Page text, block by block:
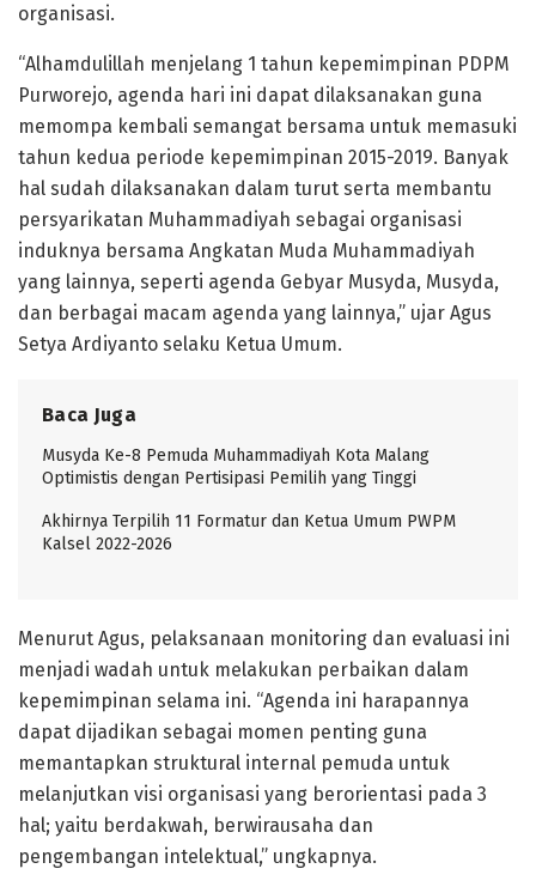
organisasi.
“Alhamdulillah menjelang 1 tahun kepemimpinan PDPM
Purworejo, agenda hari ini dapat dilaksanakan guna
memompa kembali semangat bersama untuk memasuki
tahun kedua periode kepemimpinan 2015-2019. Banyak
hal sudah dilaksanakan dalam turut serta membantu
persyarikatan Muhammadiyah sebagai organisasi
induknya bersama Angkatan Muda Muhammadiyah
yang lainnya, seperti agenda Gebyar Musyda, Musyda,
dan berbagai macam agenda yang lainnya,” ujar Agus
Setya Ardiyanto selaku Ketua Umum.
Baca Juga
Musyda Ke-8 Pemuda Muhammadiyah Kota Malang
Optimistis dengan Pertisipasi Pemilih yang Tinggi
Akhirnya Terpilih 11 Formatur dan Ketua Umum PWPM
Kalsel 2022-2026
Menurut Agus, pelaksanaan monitoring dan evaluasi ini
menjadi wadah untuk melakukan perbaikan dalam
kepemimpinan selama ini. “Agenda ini harapannya
dapat dijadikan sebagai momen penting guna
memantapkan struktural internal pemuda untuk
melanjutkan visi organisasi yang berorientasi pada 3
hal; yaitu berdakwah, berwirausaha dan
pengembangan intelektual,” ungkapnya.